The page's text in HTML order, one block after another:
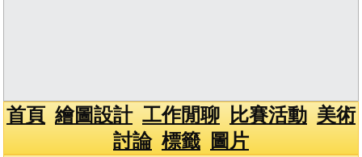
首頁 繪圖設計 工作閒聊 比賽活動 美術
討論 標籤 圖片